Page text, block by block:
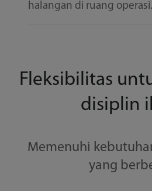
halangan di ruang operasi.
Fleksibilitas
disiplin
Memenuhi
yang